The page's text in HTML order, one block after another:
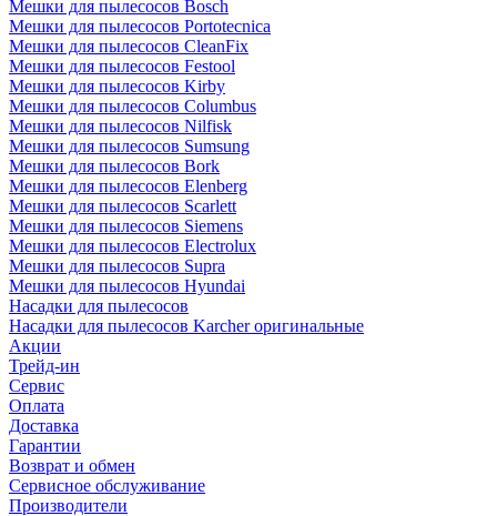
Мешки для пылесосов Bosch
Мешки для пылесосов Portotecnica
Мешки для пылесосов CleanFix
Мешки для пылесосов Festool
Мешки для пылесосов Kirby
Мешки для пылесосов Columbus
Мешки для пылесосов Nilfisk
Мешки для пылесосов Sumsung
Мешки для пылесосов Bork
Мешки для пылесосов Elenberg
Мешки для пылесосов Scarlett
Мешки для пылесосов Siemens
Мешки для пылесосов Electrolux
Мешки для пылесосов Supra
Мешки для пылесосов Hyundai
Насадки для пылесосов
Насадки для пылесосов Karcher оригинальные
Акции
Трейд-ин
Сервис
Оплата
Доставка
Гарантии
Возврат и обмен
Сервисное обслуживание
Производители